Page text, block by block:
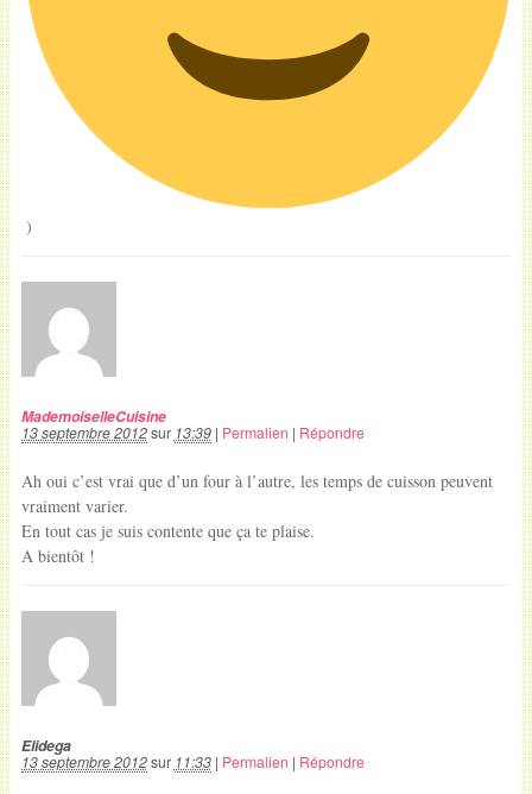
)
MademoiselleCuisine
13 septembre 2012sur 13:39| Permalien | Répondre
Ah oui c’est vrai que d’un four à l’autre, les temps de cuisson peuvent
vraiment varier.
En tout cas je suis contente que ça te plaise.
A bientôt !
Elidega
13 septembre 2012sur 11:33| Permalien | Répondre